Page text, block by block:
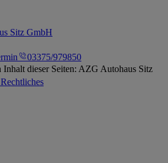
Sitz GmbH
03375/979850
dieser Seiten: AZG Autohaus Sitz